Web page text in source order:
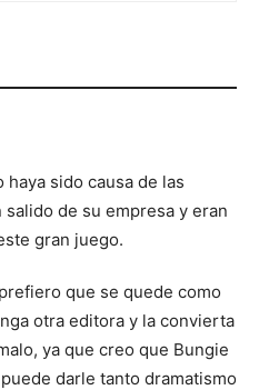
sido causa de las
salido de su empresa y eran
gran juego.
que se quede como
otra editora y la convierta
ya que creo que Bungie
darle tanto dramatismo